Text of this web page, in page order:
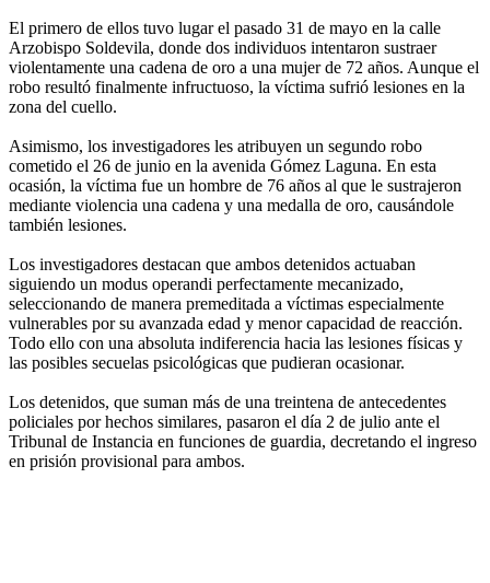
El primero de ellos tuvo lugar el pasado 31 de mayo en la calle
Arzobispo Soldevila, donde dos individuos intentaron sustraer
violentamente una cadena de oro a una mujer de 72 años. Aunque el
robo resultó finalmente infructuoso, la víctima sufrió lesiones en la
zona del cuello.
Asimismo, los investigadores les atribuyen un segundo robo
cometido el 26 de junio en la avenida Gómez Laguna. En esta
ocasión, la víctima fue un hombre de 76 años al que le sustrajeron
mediante violencia una cadena y una medalla de oro, causándole
también lesiones.
Los investigadores destacan que ambos detenidos actuaban
siguiendo un modus operandi perfectamente mecanizado,
seleccionando de manera premeditada a víctimas especialmente
vulnerables por su avanzada edad y menor capacidad de reacción.
Todo ello con una absoluta indiferencia hacia las lesiones físicas y
las posibles secuelas psicológicas que pudieran ocasionar.
Los detenidos, que suman más de una treintena de antecedentes
policiales por hechos similares, pasaron el día 2 de julio ante el
Tribunal de Instancia en funciones de guardia, decretando el ingreso
en prisión provisional para ambos.